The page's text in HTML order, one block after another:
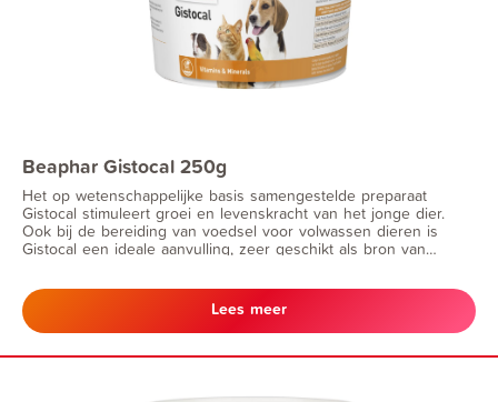
Beaphar Gistocal 250g
Het op wetenschappelijke basis samengestelde preparaat
Gistocal stimuleert groei en levenskracht van het jonge dier.
Ook bij de bereiding van voedsel voor volwassen dieren is
Gistocal een ideale aanvulling, zeer geschikt als bron van
Lees meer